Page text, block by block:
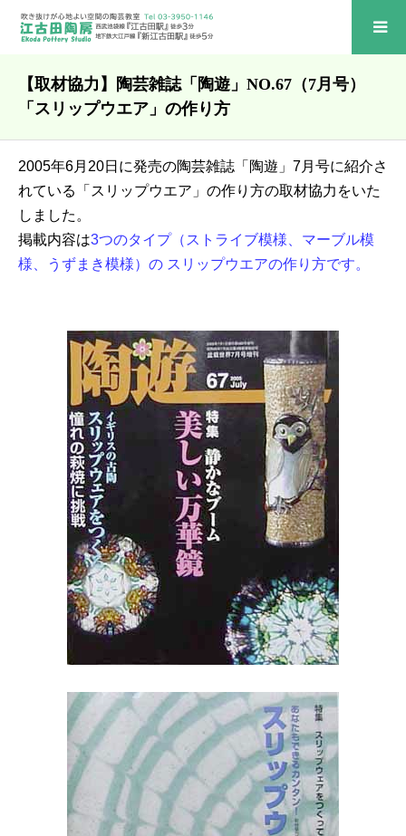
【取材協力】陶芸雑誌「陶遊」NO.67（7月号）
「スリップウエア」の作り方
2005年6月20日に発売の陶芸雑誌「陶遊」7月号に紹介さ
れている「スリップウエア」の作り方の取材協力をいた
しました。
掲載内容は3つのタイプ（ストライブ模様、マーブル模
様、うずまき模様）の スリップウエアの作り方です。